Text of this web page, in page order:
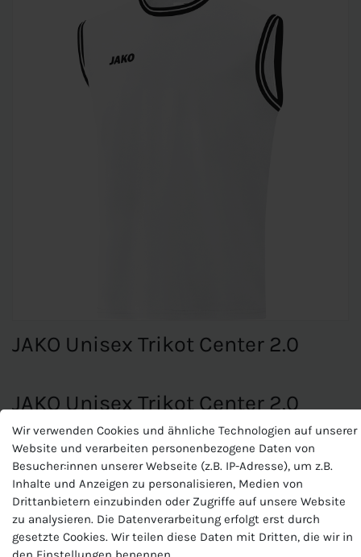
JAKO Unisex Trikot Center 2.0
JAKO Unisex Trikot Center 2.0
Kragen und Armloch mit Designelement in Kontrastfarbe
Microfeine Fasern transportieren Feuchtigkeit unmittelbar
an die Oberfläche des Stoffes. So gewährleistet KEEP DRY,
dass das Material sehr schnell trocknet und Du beim
Sport nicht auskühlst.
Materialart:Polyester-Jacquard
Zusammensetzung: 100 % Polyester
Wir verwenden Cookies und ähnliche Technologien auf unserer
Website und verarbeiten personenbezogene Daten von
Besucher:innen unserer Webseite (z.B. IP-Adresse), um z.B.
Inhalte und Anzeigen zu personalisieren, Medien von
Drittanbietern einzubinden oder Zugriffe auf unsere Website
zu analysieren. Die Datenverarbeitung erfolgt erst durch
gesetzte Cookies. Wir teilen diese Daten mit Dritten, die wir in